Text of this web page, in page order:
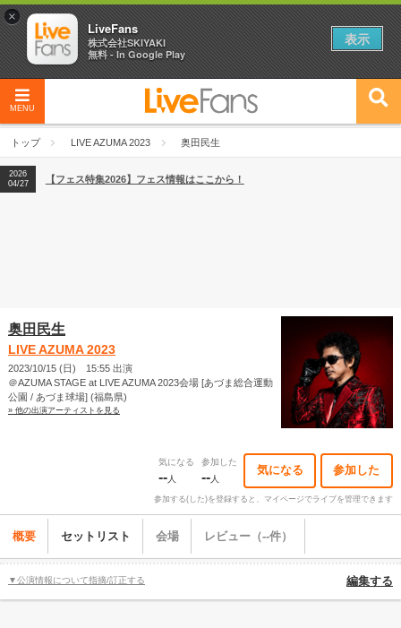
MENU
トップ LIVE AZUMA 2023 奥田民生
2026
04/27
2026
【ライブ動員ランキング】2026年上半期編発表！
2026
04/27
【フェス特集2026】フェス情報はここから！
奥田民生
LIVE AZUMA 2023
2023/10/15 (日) 15:55 出演
＠AZUMA STAGE at LIVE AZUMA 2023会場 [あづま総合運動
公園 / あづま球場] (福島県)
» 他の出演アーティストを見る
気になる
--人
参加した
--人
気になる 参加した
参加する(した)を登録すると、マイページでライブを管理できます
概要 セットリスト 会場 レビュー（--件）
▼公演情報について指摘/訂正する 編集する
×
LiveFans
株式会社SKIYAKI
無料 - In Google Play
表示